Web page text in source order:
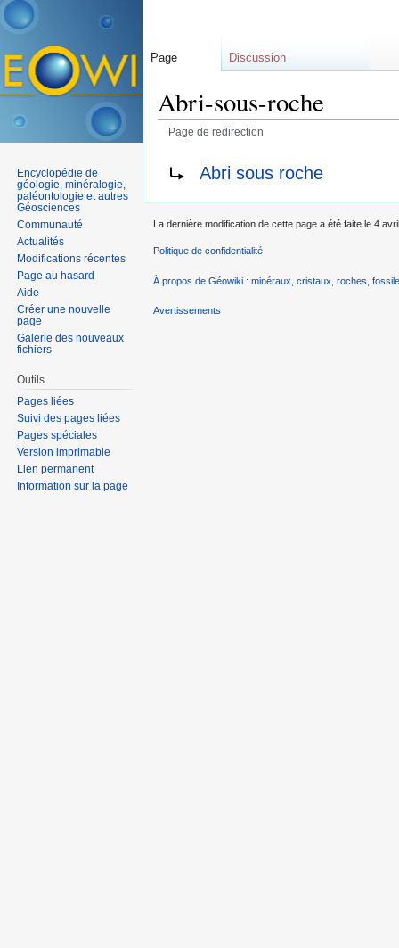
Abri-sous-roche
Page de redirection
Rediriger vers :Abri sous roche
Page Discussion
Encyclopédie de
géologie, minéralogie,
paléontologie et autres
Géosciences
Communauté
Actualités
Modifications récentes
Page au hasard
Aide
Créer une nouvelle
page
Galerie des nouveaux
fichiers
Outils
Pages liées
Suivi des pages liées
Pages spéciales
Version imprimable
Lien permanent
Information sur la page
La dernière modification de cette page a été faite le 4
Politique de confidentialité
À propos de Géowiki : minéraux, cristaux, roches,
Avertissements